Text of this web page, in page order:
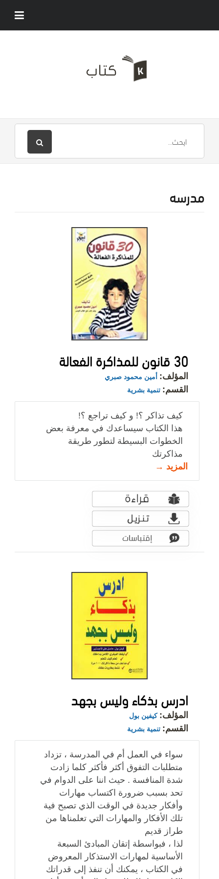
مدرسه
30 قانون للمذاكرة الفعالة
المؤلف: أمين محمود صبري
القسم: تنمية بشرية
كيف تذاكر ؟! و كيف تراجع ؟!
هذا الكتاب سيساعدك في معرفة بعض
الخطوات البسيطة لتطور طريقة
مذاكرتك
المزيد →
ادرس بذكاء وليس بجهد
المؤلف: كيفين بول
القسم: تنمية بشرية
سواء في العمل أم في المدرسة ، تزداد
متطلبات التفوق أكثر فأكثر كلما زادت
شدة المنافسة . حيث اننا على الدوام في
تحد بسبب ضرورة اكتساب مهارات
وأفكار جديدة في الوقت الذي تصبح فية
تلك الأفكار والمهارات التي تعلمناها من
طراز قديم
لذا ، فبواسطة إتقان المبادئ السبعة
الأساسية لمهارات الاستذكار المعروض
في الكتاب ، يمكنك أن تنفذ إلى قدراتك